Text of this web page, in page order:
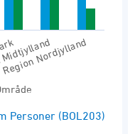
Region Nordjylland
Personer (BOL203)